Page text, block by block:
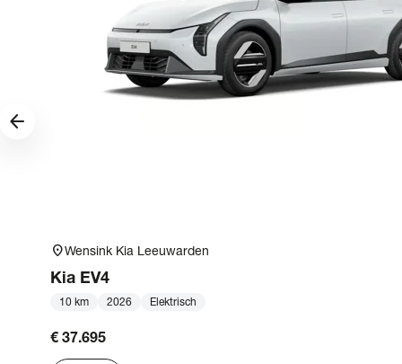
location_onWensink Kia Leeuwarden
Kia EV4
10 km 2026 Elektrisch
€ 37.695
arrow_forward